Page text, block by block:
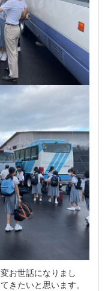
お世話になりまし
きたいと思います。